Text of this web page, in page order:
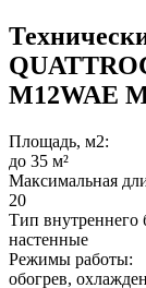
M12WAE
Площадь, м2:
до 35 м²
Максимальная
20
Тип внутреннего
настенные
Режимы работы:
обогрев,